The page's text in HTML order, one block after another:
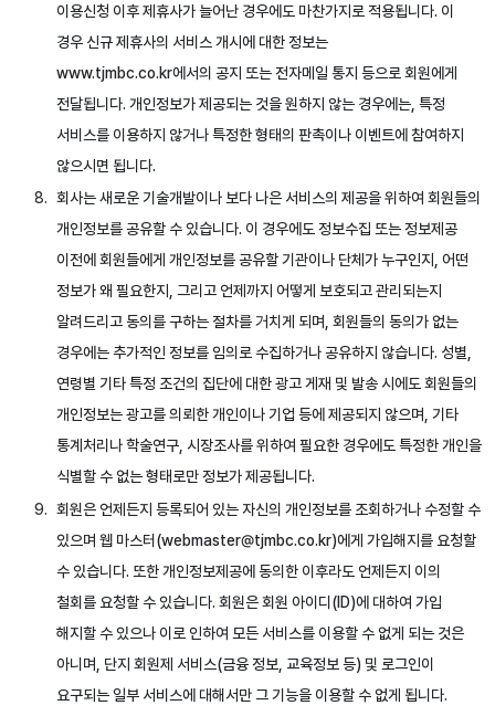
이용신청 이후 제휴사가 늘어난 경우에도 마찬가지로 적용됩니다. 이
경우 신규 제휴사의 서비스 개시에 대한 정보는
www.tjmbc.co.kr에서의 공지 또는 전자메일 통지 등으로 회원에게
전달됩니다. 개인정보가 제공되는 것을 원하지 않는 경우에는, 특정
서비스를 이용하지 않거나 특정한 형태의 판촉이나 이벤트에 참여하지
않으시면 됩니다.
회사는 새로운 기술개발이나 보다 나은 서비스의 제공을 위하여 회원들의
개인정보를 공유할 수 있습니다. 이 경우에도 정보수집 또는 정보제공
이전에 회원들에게 개인정보를 공유할 기관이나 단체가 누구인지, 어떤
정보가 왜 필요한지, 그리고 언제까지 어떻게 보호되고 관리되는지
알려드리고 동의를 구하는 절차를 거치게 되며, 회원들의 동의가 없는
경우에는 추가적인 정보를 임의로 수집하거나 공유하지 않습니다. 성별,
연령별 기타 특정 조건의 집단에 대한 광고 게재 및 발송 시에도 회원들의
개인정보는 광고를 의뢰한 개인이나 기업 등에 제공되지 않으며, 기타
통계처리나 학술연구, 시장조사를 위하여 필요한 경우에도 특정한 개인을
식별할 수 없는 형태로만 정보가 제공됩니다.
회원은 언제든지 등록되어 있는 자신의 개인정보를 조회하거나 수정할 수
있으며 웹 마스터(webmaster@tjmbc.co.kr)에게 가입해지를 요청할
수 있습니다. 또한 개인정보제공에 동의한 이후라도 언제든지 이의
철회를 요청할 수 있습니다. 회원은 회원 아이디(ID)에 대하여 가입
해지할 수 있으나 이로 인하여 모든 서비스를 이용할 수 없게 되는 것은
아니며, 단지 회원제 서비스(금융 정보, 교육정보 등) 및 로그인이
요구되는 일부 서비스에 대해서만 그 기능을 이용할 수 없게 됩니다.